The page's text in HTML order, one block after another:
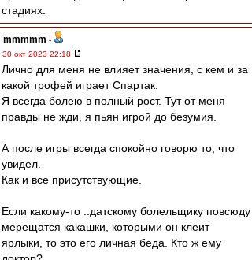
стадиях.
mmmmm -
30 окт 2023 22:18
Лично для меня не влияет значения, с кем и за
какой трофей играет Спартак.
Я всегда болею в полный рост. Тут от меня
правды не жди, я пьян игрой до безумия.
А после игры всегда спокойно говорю то, что
увидел.
Как и все присутствующие.
Если какому-то ..датскому болельщику повсюду
мерещатся какашки, которыми он клеит
ярлыки, то это его личная беда. Кто ж ему